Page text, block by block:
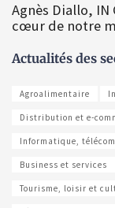
Agnès Diallo, IN
cœur de notre
Actualités des
Agroalimentaire
Distribution et e-
Informatique,
Business et services
Tourisme, loisir et